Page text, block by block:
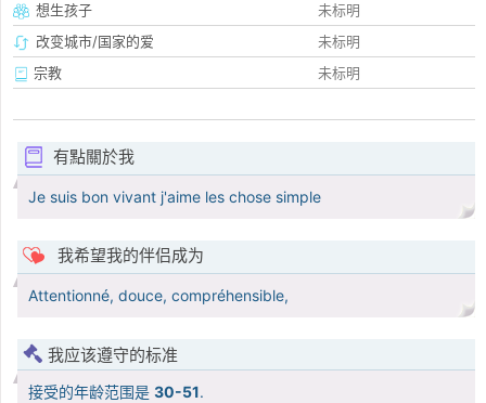
想生孩子
未标明
改变城市/国家的爱
未标明
宗教
未标明
有點關於我
Je suis bon vivant j'aime les chose simple
我希望我的伴侣成为
Attentionné, douce, compréhensible,
我应该遵守的标准
接受的年龄范围是 30-51.